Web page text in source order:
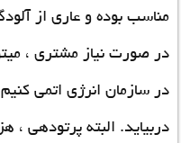
مناسب بوده و عاری از
در صورت نیاز مشتری ،
در سازمان انرژی اتمی
دربیاید. البته پرتودهی